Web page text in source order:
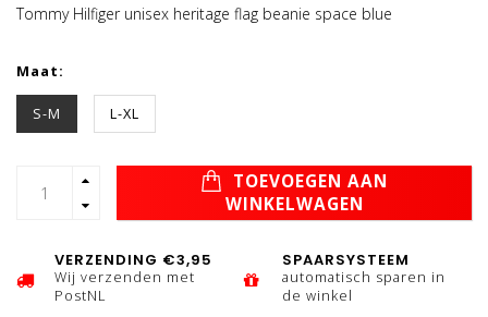
Tommy Hilfiger unisex heritage flag beanie space blue
Maat:
S-M L-XL
TOEVOEGEN AAN
WINKELWAGEN
VERZENDING €3,95
Wij verzenden met
PostNL
SPAARSYSTEEM
automatisch sparen in
de winkel